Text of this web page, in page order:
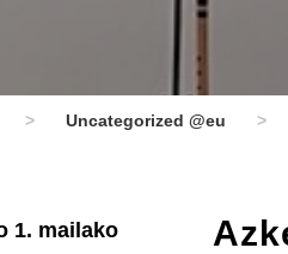
> Uncategorized @eu >
1. mailako